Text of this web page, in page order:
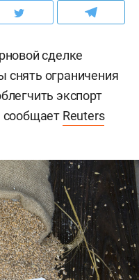
сделке
снять ограничения
экспорт
сообщает Reuters